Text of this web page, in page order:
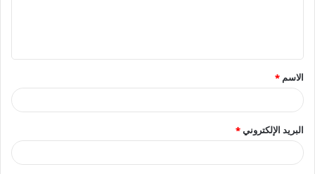
ق
*
الاسم *
البريد الإلكتروني*